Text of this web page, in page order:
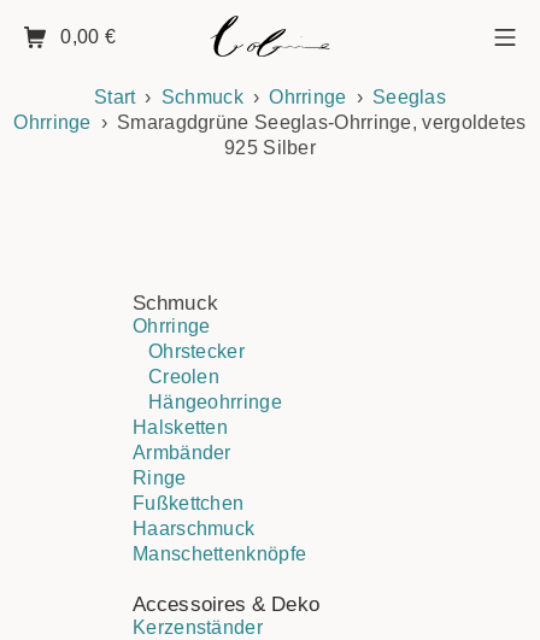
0,00 €
Start Schmuck Ohrringe
Seeglas
Ohrringe
Smaragdgrüne Seeglas-Ohrringe, vergoldetes
925 Silber
Schmuck
Ohrringe
Ohrstecker
Creolen
Hängeohrringe
Halsketten
Armbänder
Ringe
Fußkettchen
Haarschmuck
Manschettenknöpfe
Accessoires & Deko
Kerzenständer